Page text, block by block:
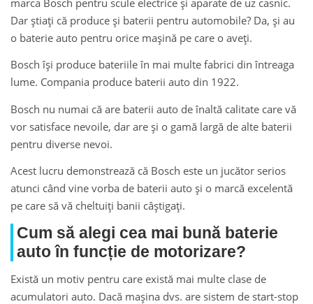
marca Bosch pentru scule electrice și aparate de uz casnic.
Dar știați că produce și baterii pentru automobile? Da, și au
o baterie auto pentru orice mașină pe care o aveți.
Bosch își produce bateriile în mai multe fabrici din întreaga
lume. Compania produce baterii auto din 1922.
Bosch nu numai că are baterii auto de înaltă calitate care vă
vor satisface nevoile, dar are și o gamă largă de alte baterii
pentru diverse nevoi.
Acest lucru demonstrează că Bosch este un jucător serios
atunci când vine vorba de baterii auto și o marcă excelentă
pe care să vă cheltuiți banii câștigați.
Cum să alegi cea mai bună baterie
auto în funcție de motorizare?
Există un motiv pentru care există mai multe clase de
acumulatori auto. Dacă mașina dvs. are sistem de start-stop